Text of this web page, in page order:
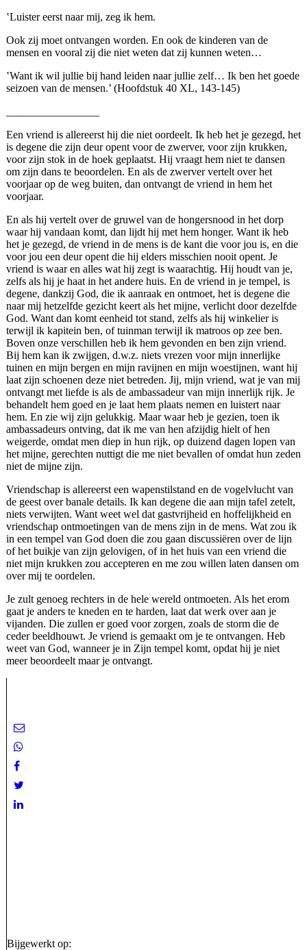
‛Luister eerst naar mij, zeg ik hem.
Ook zij moet ontvangen worden. En ook de kinderen van de
mensen en vooral zij die niet weten dat zij kunnen weten…
‛Want ik wil jullie bij hand leiden naar jullie zelf… Ik ben het goede
seizoen van de mensen.’ (Hoofdstuk 40 XL, 143-145)
Een vriend is allereerst hij die niet oordeelt. Ik heb het je gezegd, het
is degene die zijn deur opent voor de zwerver, voor zijn krukken,
voor zijn stok in de hoek geplaatst. Hij vraagt hem niet te dansen
om zijn dans te beoordelen. En als de zwerver vertelt over het
voorjaar op de weg buiten, dan ontvangt de vriend in hem het
voorjaar.
En als hij vertelt over de gruwel van de hongersnood in het dorp
waar hij vandaan komt, dan lijdt hij met hem honger. Want ik heb
het je gezegd, de vriend in de mens is de kant die voor jou is, en die
voor jou een deur opent die hij elders misschien nooit opent. Je
vriend is waar en alles wat hij zegt is waarachtig. Hij houdt van je,
zelfs als hij je haat in het andere huis. En de vriend in je tempel, is
degene, dankzij God, die ik aanraak en ontmoet, het is degene die
naar mij hetzelfde gezicht keert als het mijne, verlicht door dezelfde
God. Want dan komt eenheid tot stand, zelfs als hij winkelier is
terwijl ik kapitein ben, of tuinman terwijl ik matroos op zee ben.
Boven onze verschillen heb ik hem gevonden en ben zijn vriend.
Bij hem kan ik zwijgen, d.w.z. niets vrezen voor mijn innerlijke
tuinen en mijn bergen en mijn ravijnen en mijn woestijnen, want hij
laat zijn schoenen deze niet betreden. Jij, mijn vriend, wat je van mij
ontvangt met liefde is als de ambassadeur van mijn innerlijk rijk. Je
behandelt hem goed en je laat hem plaats nemen en luistert naar
hem. En zie wij zijn gelukkig. Maar waar heb je gezien, toen ik
ambassadeurs ontving, dat ik me van hen afzijdig hielt of hen
weigerde, omdat men diep in hun rijk, op duizend dagen lopen van
het mijne, gerechten nuttigt die me niet bevallen of omdat hun zeden
niet de mijne zijn.
Vriendschap is allereerst een wapenstilstand en de vogelvlucht van
de geest over banale details. Ik kan degene die aan mijn tafel zetelt,
niets verwijten. Want weet wel dat gastvrijheid en hoffelijkheid en
vriendschap ontmoetingen van de mens zijn in de mens. Wat zou ik
in een tempel van God doen die zou gaan discussiëren over de lijn
of het buikje van zijn gelovigen, of in het huis van een vriend die
niet mijn krukken zou accepteren en me zou willen laten dansen om
over mij te oordelen.
Je zult genoeg rechters in de hele wereld ontmoeten. Als het erom
gaat je anders te kneden en te harden, laat dat werk over aan je
vijanden. Die zullen er goed voor zorgen, zoals de storm die de
ceder beeldhouwt. Je vriend is gemaakt om je te ontvangen. Heb
weet van God, wanneer je in Zijn tempel komt, opdat hij je niet
meer beoordeelt maar je ontvangt.
Bijgewerkt op: